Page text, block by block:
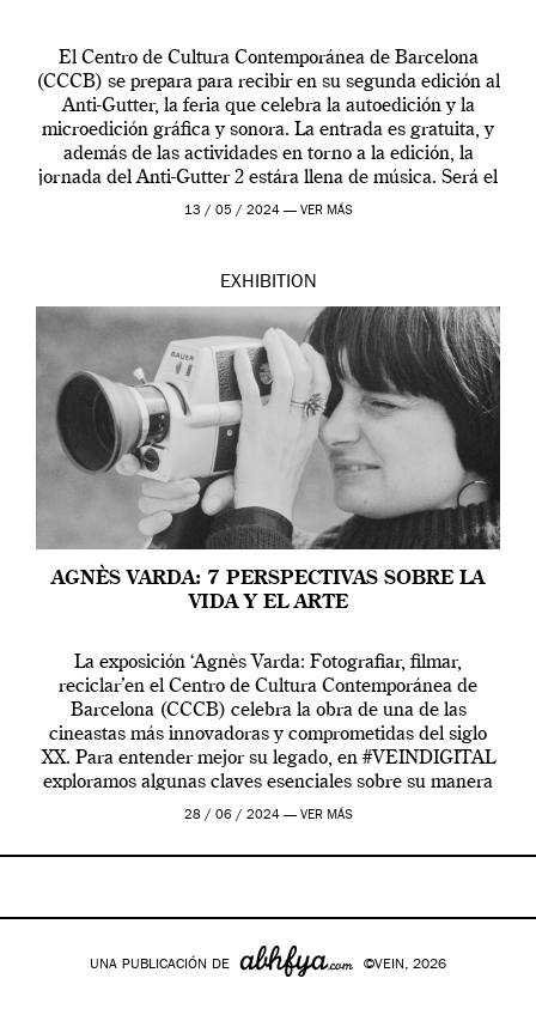
El Centro de Cultura Contemporánea de Barcelona
(CCCB) se prepara para recibir en su segunda edición al
Anti-Gutter, la feria que celebra la autoedición y la
microedición gráfica y sonora. La entrada es gratuita, y
además de las actividades en torno a la edición, la
jornada del Anti-Gutter 2 estára llena de música. Será el
[…]
13 / 05 / 2024 — VER MÁS
EXHIBITION
AGNÈS VARDA: 7 PERSPECTIVAS SOBRE LA
VIDA Y EL ARTE
La exposición ‘Agnès Varda: Fotografiar, filmar,
reciclar’en el Centro de Cultura Contemporánea de
Barcelona (CCCB) celebra la obra de una de las
cineastas más innovadoras y comprometidas del siglo
XX. Para entender mejor su legado, en #VEINDIGITAL
exploramos algunas claves esenciales sobre su manera
de entender la vida, el cine y el arte contemporáneo.
28 / 06 / 2024 — VER MÁS
UNA PUBLICACIÓN DE ©VEIN, 2026